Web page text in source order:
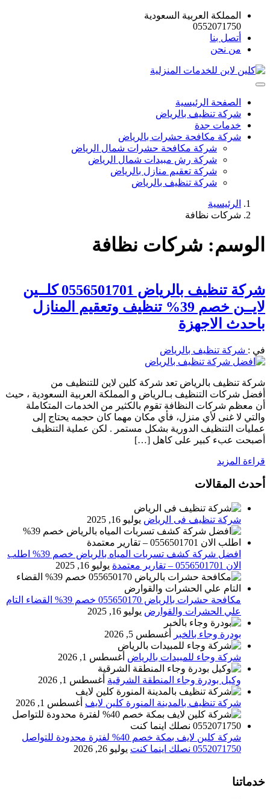
المملكة العربية السعودية
0552071750
أتصل بنا
من نحن
الصفحة الرئيسية
شركة تنظيف بالرياض
خدمات جدة
شركة مكافحة حشرات بالرياض
شركة مكافحة حشرات شمال الرياض
شركة رش مبيدات شمال الرياض
شركة تعقيم منازل بالرياض
شركة تنظيف بالرياض
الرئيسية
شركات نظافة
الوسم: شركات نظافة
شركة تنظيف بالرياض 0556501701 كلــين
لايــن خصم 39% تنظيف وتعقيم المنازل
باحدث الاجهزة
في : شركة تنظيف بالرياض
شركة تنظيف بالرياض تعد شركة كلين لاين للتنظيف من
أفضل شركات التنظيف بـالرياض و المملكة العربية السعودية ، حيث
أن معظم شركات النظافة تقوم بالكثير من الخدمات المتكاملة
والتي لا غنى لأي منزل، فأي مكان مهما كان حجمه يحتاج إلى
عمليات التنظيف الدورية بشكل مستمر . لكن عملية التنظيف
أصبحت عبء كبير على كاهل […]
قراءة المزيد
أحدث المقالات
شركة تنظيف فى الرياض يوليو 16, 2025
افضل شركة كشف تسربات المياه بالرياض خصم 39% اطلب
الان 0556501701‬‏ – تقارير معتمدة
يوليو 16, 2025
مكافحة حشرات بالرياض 055650170 خصم 39% القضاء التام
علي الحشرات والقوارض يوليو 16, 2025
بودرة وجاء بالخبر أغسطس 5, 2026
شركة وجاء للمبيدات بالرياض أغسطس 1, 2026
وكيل بودرة وجاء المنطقة الشرقية أغسطس 1, 2026
شركة تنظيف بالمدينة المنورة كلين لايف أغسطس 1, 2026
شركة كلين لايف بمكة خصم 40% لفترة محدودة للتواصل
0552071750 نصلك اينما كنت
يوليو 26, 2026
خدماتنا